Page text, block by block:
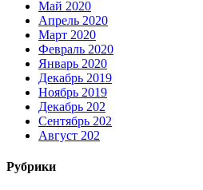
Май 2020
Апрель 2020
Март 2020
Февраль 2020
Январь 2020
Декабрь 2019
Ноябрь 2019
Декабрь 202
Сентябрь 202
Август 202
Рубрики